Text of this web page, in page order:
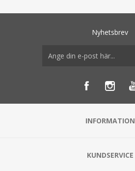
Nyhetsbrev
INFORMATION
KUNDSERVICE